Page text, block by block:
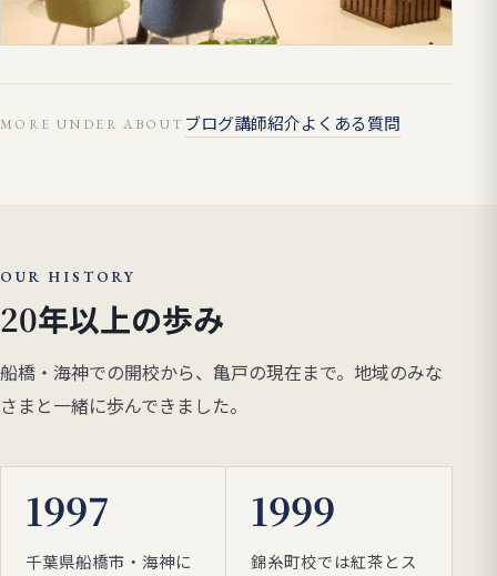
MORE UNDER ABOUT ブログ講師紹介よくある質問
OUR HISTORY
20年以上の歩み
船橋・海神での開校から、亀戸の現在まで。地域のみな
さまと一緒に歩んできました。
1997
千葉県船橋市・海神に
1999
錦糸町校では紅茶とス